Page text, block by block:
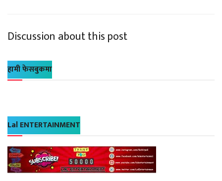
Discussion about this post
हामी फेसबुकमा
Lal ENTERTAINMENT